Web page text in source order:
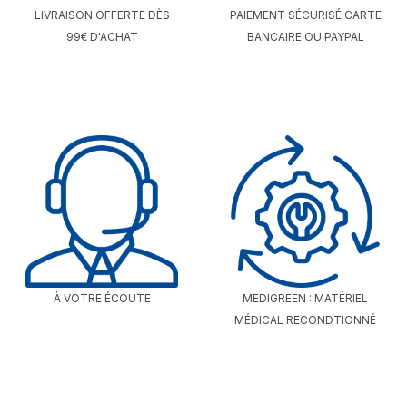
LIVRAISON OFFERTE DÈS
99€ D'ACHAT
PAIEMENT SÉCURISÉ CARTE
BANCAIRE OU PAYPAL
À VOTRE ÉCOUTE
MEDIGREEN : MATÉRIEL
MÉDICAL RECONDTIONNÉ